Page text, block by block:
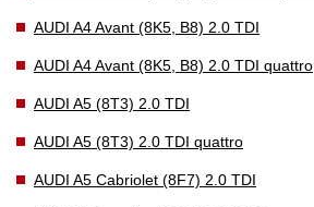
AUDI A4 Avant (8K5, B8) 2.0 TDI
AUDI A4 Avant (8K5, B8) 2.0 TDI quattro
AUDI A5 (8T3) 2.0 TDI
AUDI A5 (8T3) 2.0 TDI quattro
AUDI A5 Cabriolet (8F7) 2.0 TDI